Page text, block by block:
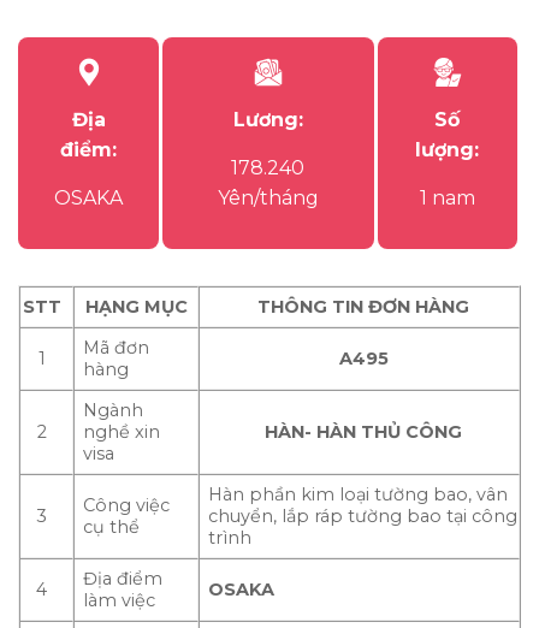
Địa
điểm:
OSAKA
Lương:
178.240
Yên/tháng
Số
lượng:
1 nam
STT HẠNG MỤC THÔNG TIN ĐƠN HÀNG
1
Mã đơn
hàng
A495
2
Ngành
nghề xin
visa
HÀN- HÀN THỦ CÔNG
3
Công việc
cụ thể
Hàn phần kim loại tường bao, vân
chuyển, lắp ráp tường bao tại công
trình
4
Địa điểm
làm việc
OSAKA